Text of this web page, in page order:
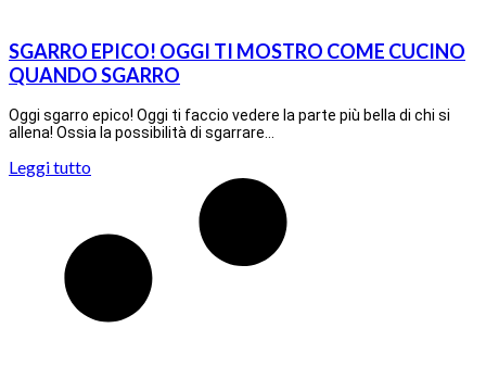
SGARRO EPICO! OGGI TI MOSTRO COME CUCINO
QUANDO SGARRO
Oggi sgarro epico! Oggi ti faccio vedere la parte più bella di chi si
allena! Ossia la possibilità di sgarrare…
Leggi tutto